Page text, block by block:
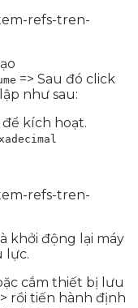
=> Sau đó click
như sau:
để kích hoạt.
khởi động lại máy
lực.
cắm thiết bị lưu
rồi tiến hành định